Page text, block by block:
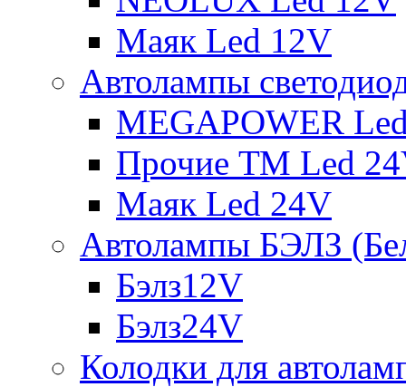
Маяк Led 12V
Автолампы
MEGAPOWER
Прочие ТМ Led
Маяк Led 24V
Автолампы БЭЛЗ
Бэлз12V
Бэлз24V
Колодки для